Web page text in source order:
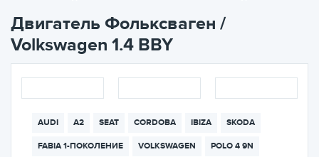
Двигатель Фольксваген /
Volkswagen 1.4 BBY
AUDI A2 SEAT CORDOBA IBIZA SKODA
FABIA 1-ПОКОЛЕНИЕ VOLKSWAGEN POLO 4 9N